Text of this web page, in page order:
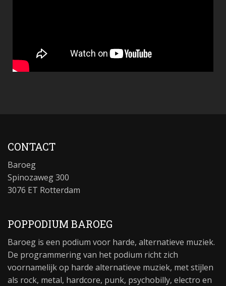
CONTACT
Baroeg
Spinozaweg 300
3076 ET Rotterdam
POPPODIUM BAROEG
Baroeg is een podium voor harde, alternatieve muziek.
De programmering van het podium richt zich
voornamelijk op harde alternatieve muziek, met stijlen
als rock, metal, hardcore, punk, psychobilly, electro en